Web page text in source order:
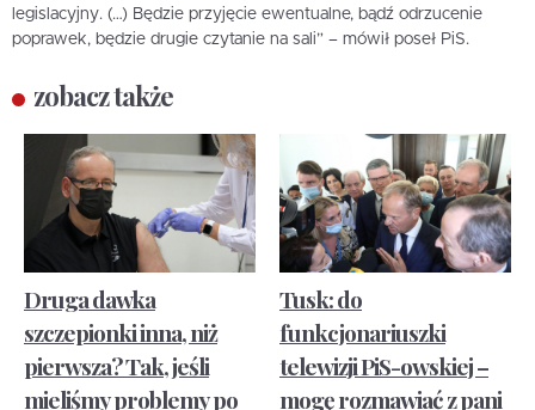
legislacyjny. (…) Będzie przyjęcie ewentualne, bądź odrzucenie
poprawek, będzie drugie czytanie na sali” – mówił poseł PiS.
zobacz także
Druga dawka
szczepionki inna, niż
pierwsza? Tak, jeśli
mieliśmy problemy po
Tusk: do
funkcjonariuszki
telewizji PiS-owskiej –
mogę rozmawiać z pani